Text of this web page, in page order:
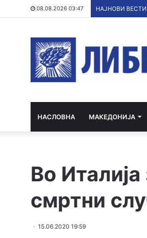
08.08.2026 03:47 НАЈНОВИ ВЕСТИ
НАСЛОВНА МАКЕДОНИЈА
Во
смртни
15.06.2020 19:59